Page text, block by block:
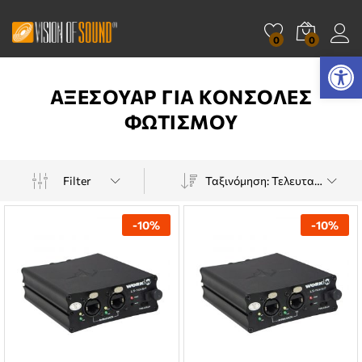
Ανοίξτε τη γραμμή εργαλείων
0 0
ΑΞΕΣΟΥΑΡ ΓΙΑ ΚΟΝΣΟΛΕΣ
ΦΩΤΙΣΜΟΥ
Filter Ταξινόμηση: Τελευταία
-10% -10%